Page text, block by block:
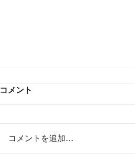
コメント
コメントを追加…